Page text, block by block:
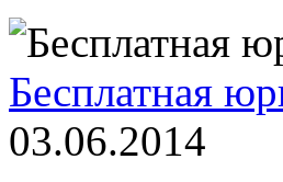
Бесплатная
03.06.2014